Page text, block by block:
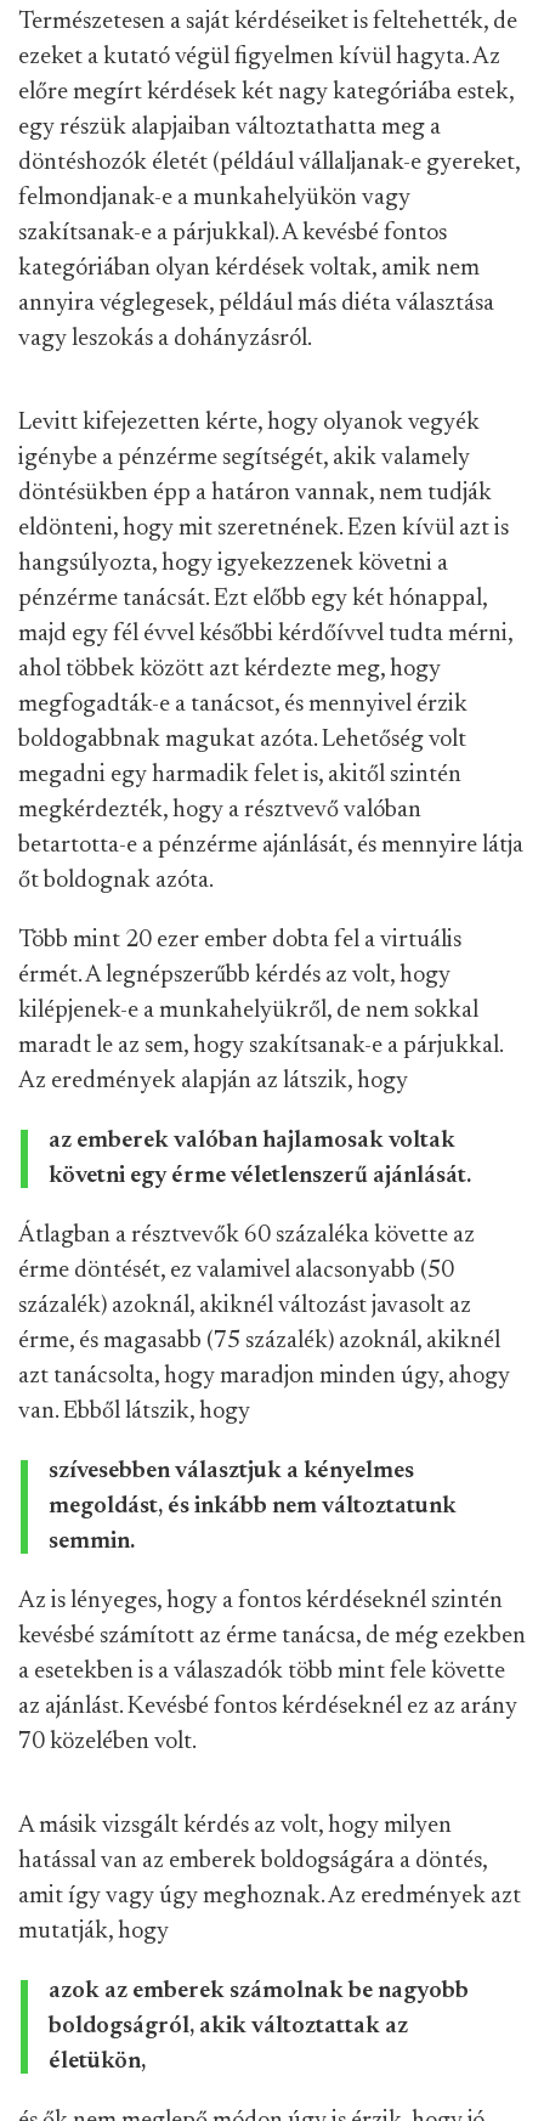
Természetesen a saját kérdéseiket is feltehették, de
ezeket a kutató végül figyelmen kívül hagyta. Az
előre megírt kérdések két nagy kategóriába estek,
egy részük alapjaiban változtathatta meg a
döntéshozók életét (például vállaljanak-e gyereket,
felmondjanak-e a munkahelyükön vagy
szakítsanak-e a párjukkal). A kevésbé fontos
kategóriában olyan kérdések voltak, amik nem
annyira véglegesek, például más diéta választása
vagy leszokás a dohányzásról.
Levitt kifejezetten kérte, hogy olyanok vegyék
igénybe a pénzérme segítségét, akik valamely
döntésükben épp a határon vannak, nem tudják
eldönteni, hogy mit szeretnének. Ezen kívül azt is
hangsúlyozta, hogy igyekezzenek követni a
pénzérme tanácsát. Ezt előbb egy két hónappal,
majd egy fél évvel későbbi kérdőívvel tudta mérni,
ahol többek között azt kérdezte meg, hogy
megfogadták-e a tanácsot, és mennyivel érzik
boldogabbnak magukat azóta. Lehetőség volt
megadni egy harmadik felet is, akitől szintén
megkérdezték, hogy a résztvevő valóban
betartotta-e a pénzérme ajánlását, és mennyire látja
őt boldognak azóta.
Több mint 20 ezer ember dobta fel a virtuális
érmét. A legnépszerűbb kérdés az volt, hogy
kilépjenek-e a munkahelyükről, de nem sokkal
maradt le az sem, hogy szakítsanak-e a párjukkal.
Az eredmények alapján az látszik, hogy
az emberek valóban hajlamosak voltak
követni egy érme véletlenszerű ajánlását.
Átlagban a résztvevők 60 százaléka követte az
érme döntését, ez valamivel alacsonyabb (50
százalék) azoknál, akiknél változást javasolt az
érme, és magasabb (75 százalék) azoknál, akiknél
azt tanácsolta, hogy maradjon minden úgy, ahogy
van. Ebből látszik, hogy
szívesebben választjuk a kényelmes
megoldást, és inkább nem változtatunk
semmin.
Az is lényeges, hogy a fontos kérdéseknél szintén
kevésbé számított az érme tanácsa, de még ezekben
a esetekben is a válaszadók több mint fele követte
az ajánlást. Kevésbé fontos kérdéseknél ez az arány
70 közelében volt.
A másik vizsgált kérdés az volt, hogy milyen
hatással van az emberek boldogságára a döntés,
amit így vagy úgy meghoznak. Az eredmények azt
mutatják, hogy
azok az emberek számolnak be nagyobb
boldogságról, akik változtattak az
életükön,